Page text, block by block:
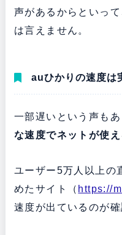
声があるからといっ
は言えません。
auひかりの速度は
一部遅いという声もあ
な速度でネットが使
ユーザー5万人以上の
めたサイト（ https://
速度が出ているのが確